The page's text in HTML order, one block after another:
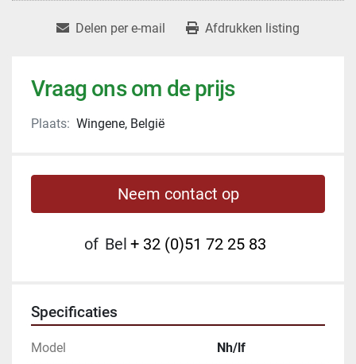
Delen per e-mail Afdrukken listing
Vraag ons om de prijs
Plaats: Wingene, België
Neem contact op
of Bel + 32 (0)51 72 25 83
Specificaties
Model Nh/lf